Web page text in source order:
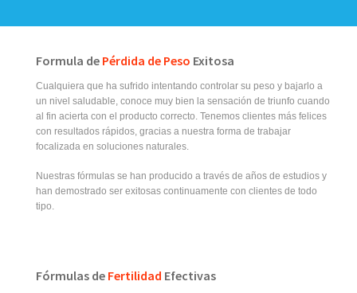
Formula de Pérdida de Peso Exitosa
Cualquiera que ha sufrido intentando controlar su peso y bajarlo a
un nivel saludable, conoce muy bien la sensación de triunfo cuando
al fin acierta con el producto correcto. Tenemos clientes más felices
con resultados rápidos, gracias a nuestra forma de trabajar
focalizada en soluciones naturales.
Nuestras fórmulas se han producido a través de años de estudios y
han demostrado ser exitosas continuamente con clientes de todo
tipo.
Fórmulas de Fertilidad Efectivas